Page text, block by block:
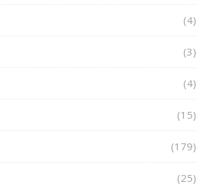
(4)
(3)
(4)
(15)
(179)
(25)